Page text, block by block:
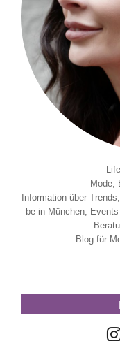
Mode,
Information über
be in München,
Blog für